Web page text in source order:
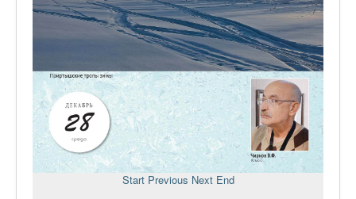
Start Previous Next End